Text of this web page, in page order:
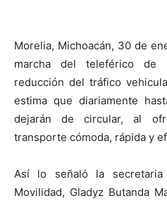
Morelia, Michoacán, 30 de
marcha del teleférico de
reducción del tráfico
estima que diariamente
dejarán de circular, al
transporte cómoda, rápida y
Así lo señaló la
Movilidad, Gladyz Butanda